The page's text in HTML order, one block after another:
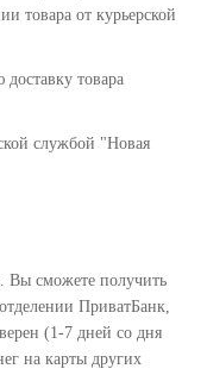
товара от курьерской
товара
службой "Новая
Вы сможете получить
ПриватБанк,
(1-7 дней со дня
на карты других